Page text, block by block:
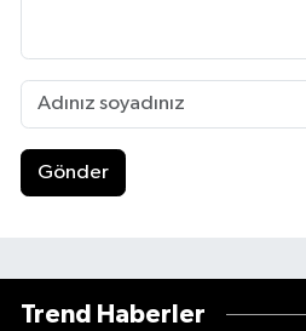
Gönder
Trend Haberler